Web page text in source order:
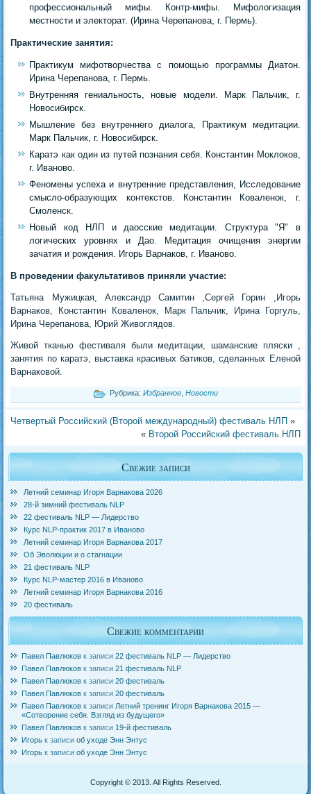
профессиональный мифы. Контр-мифы. Мифологизация
местности и электорат. (Ирина Черепанова, г. Пермь).
Практические занятия:
Практикум мифотворчества с помощью программы Диатон.
Ирина Черепанова, г. Пермь.
Внутренняя гениальность, новые модели. Марк Пальчик, г.
Новосибирск.
Мышление без внутреннего диалога, Практикум медитации.
Марк Пальчик, г. Новосибирск.
Каратэ как один из путей познания себя. Константин Моклоков,
г. Иваново.
Феномены успеха и внутренние представления, Исследование
смысло-образующих контекстов. Константин Коваленок, г.
Смоленск.
Новый код НЛП и даосские медитации. Структура "Я" в
логических уровнях и Дао. Медитация очищения энергии
зачатия и рождения. Игорь Варнаков, г. Иваново.
В проведении факультативов приняли участие:
Татьяна Мужицкая, Александр Самитин ,Сергей Горин ,Игорь
Варнаков, Константин Коваленок, Марк Пальчик, Ирина Горгуль,
Ирина Черепанова, Юрий Живоглядов.
Живой тканью фестиваля были медитации, шаманские пляски ,
занятия по каратэ, выставка красивых батиков, сделанных Еленой
Варнаковой.
Рубрика: Избранное, Новости
Четвертый Российский (Второй международный) фестиваль НЛП »
« Второй Российский фестиваль НЛП
Свежие записи
Летний семинар Игоря Варнакова 2026
28-й зимний фестиваль NLP
22 фестиваль NLP — Лидерство
Курс NLP-практик 2017 в Иваново
Летний семинар Игоря Варнакова 2017
Об Эволюции и о стагнации
21 фестиваль NLP
Курс NLP-мастер 2016 в Иваново
Летний семинар Игоря Варнакова 2016
20 фестиваль
Свежие комментарии
Павел Павлюков к записи22 фестиваль NLP — Лидерство
Павел Павлюков к записи21 фестиваль NLP
Павел Павлюков к записи20 фестиваль
Павел Павлюков к записи20 фестиваль
Павел Павлюков к записи Летний тренинг Игоря Варнакова 2015 —
«Сотворение себя. Взгляд из будущего»
Павел Павлюков к записи 19-й фестиваль
Игорь к записиоб уходе Энн Энтус
Игорь к записиоб уходе Энн Энтус
Copyright © 2013. All Rights Reserved.